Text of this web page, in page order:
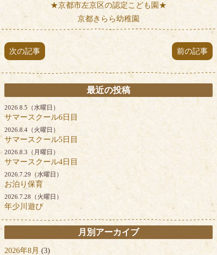
★京都市左京区の認定こども園★
京都きらら幼稚園
次の記事 前の記事
最近の投稿
2026.8.5（水曜日）
サマースクール6日目
2026.8.4（火曜日）
サマースクール5日目
2026.8.3（月曜日）
サマースクール4日目
2026.7.29（水曜日）
お泊り保育
2026.7.28（火曜日）
年少川遊び
月別アーカイブ
2026年8月 (3)